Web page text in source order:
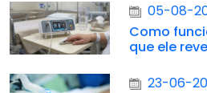
05-08-
Como
que ele
23-06-